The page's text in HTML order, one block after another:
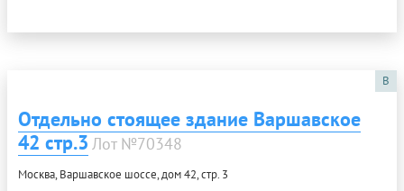
B
Отдельно стоящее здание Варшавское
42 стр.3 Лот №70348
Москва, Варшавское шоссе, дом 42, стр. 3